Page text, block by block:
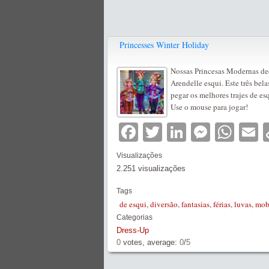
Princesses Winter Holiday
Nossas Princesas Modernas
Arendelle esqui. Este três
pegar os melhores trajes de
Use o mouse para jogar!
Facebook
TwitterLinkedIn
Visualizações
2.251 visualizações
Tags
de esqui,diversão,fantasias,férias,luvas,
Categorias
Dress-Up
0 votes, average: 0/5